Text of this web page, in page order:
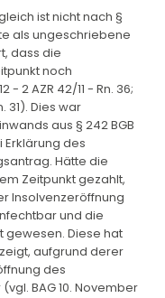
ist nicht nach §
als ungeschriebene
dass die
noch
- 2 AZR 42/11 - Rn. 36;
31). Dies war
aus § 242 BGB
Erklärung des
Hätte die
Zeitpunkt gezahlt,
Insolvenzeröffnung
und die
gewesen. Diese hat
aufgrund derer
des
BAG 10. November